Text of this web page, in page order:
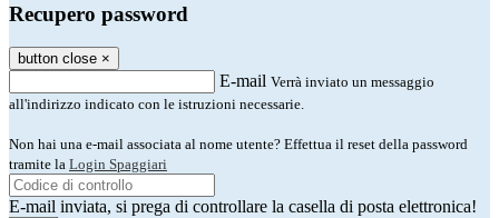
Recupero password
button close ×
E-mail Verrà inviato un messaggio
all'indirizzo indicato con le istruzioni necessarie.
Non hai una e-mail associata al nome utente? Effettua il reset della password
tramite la Login Spaggiari
E-mail inviata, si prega di controllare la casella di posta elettronica!